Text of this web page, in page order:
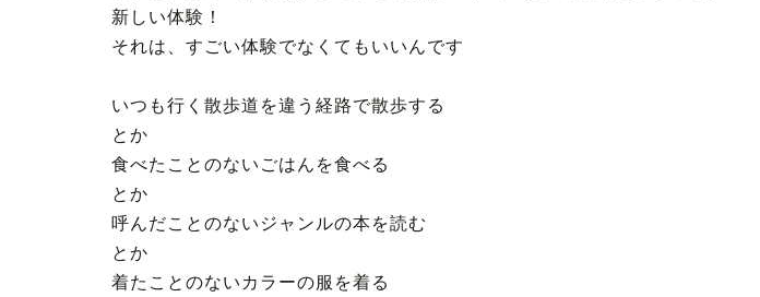
新しい体験！
それは、すごい体験でなくてもいいんです
いつも行く散歩道を違う経路で散歩する
とか
食べたことのないごはんを食べる
とか
呼んだことのないジャンルの本を読む
とか
着たことのないカラーの服を着る